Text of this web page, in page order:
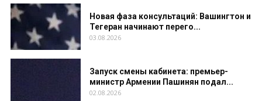
Новая фаза консультаций: Вашингтон и
Тегеран начинают перего...
03.08.2026
Запуск смены кабинета: премьер-
министр Армении Пашинян подал...
02.08.2026